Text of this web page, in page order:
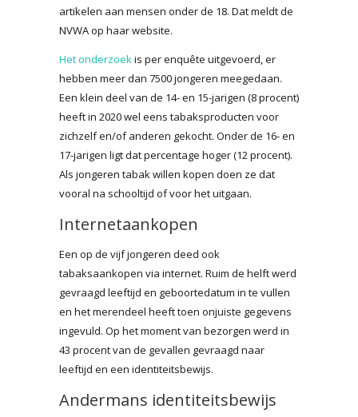
artikelen aan mensen onder de 18. Dat meldt de
NVWA op haar website.
Het onderzoekis per enquête uitgevoerd, er
hebben meer dan 7500 jongeren meegedaan.
Een klein deel van de 14- en 15-jarigen (8 procent)
heeft in 2020 wel eens tabaksproducten voor
zichzelf en/of anderen gekocht. Onder de 16- en
17-jarigen ligt dat percentage hoger (12 procent).
Als jongeren tabak willen kopen doen ze dat
vooral na schooltijd of voor het uitgaan.
Internetaankopen
Een op de vijf jongeren deed ook
tabaksaankopen via internet. Ruim de helft werd
gevraagd leeftijd en geboortedatum in te vullen
en het merendeel heeft toen onjuiste gegevens
ingevuld. Op het moment van bezorgen werd in
43 procent van de gevallen gevraagd naar
leeftijd en een identiteitsbewijs.
Andermans identiteitsbewijs